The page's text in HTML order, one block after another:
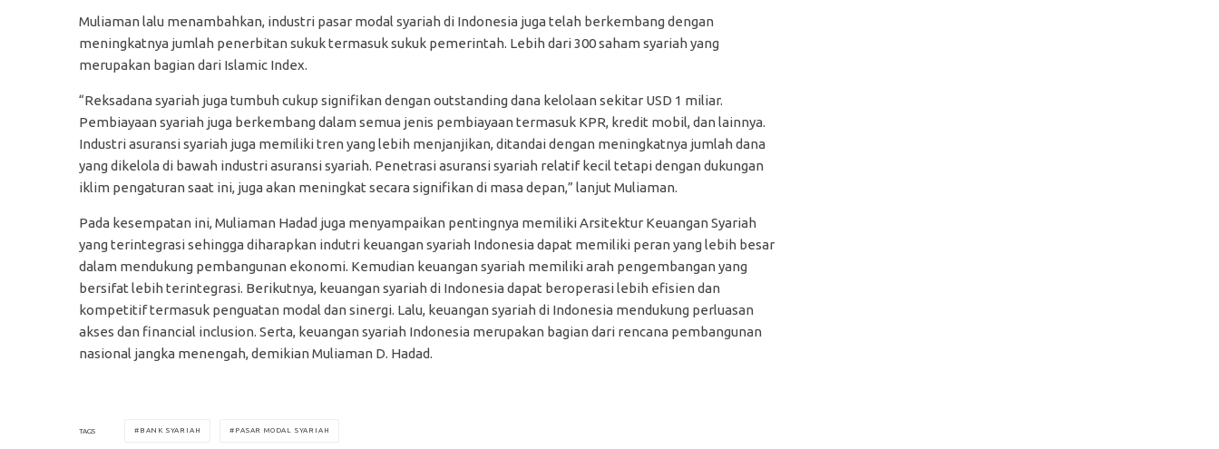
Muliaman lalu menambahkan, industri pasar modal syariah di Indonesia juga telah berkembang dengan
meningkatnya jumlah penerbitan sukuk termasuk sukuk pemerintah. Lebih dari 300 saham syariah yang
merupakan bagian dari Islamic Index.
“Reksadana syariah juga tumbuh cukup signifikan dengan outstanding dana kelolaan sekitar USD 1 miliar.
Pembiayaan syariah juga berkembang dalam semua jenis pembiayaan termasuk KPR, kredit mobil, dan lainnya.
Industri asuransi syariah juga memiliki tren yang lebih menjanjikan, ditandai dengan meningkatnya jumlah dana
yang dikelola di bawah industri asuransi syariah. Penetrasi asuransi syariah relatif kecil tetapi dengan dukungan
iklim pengaturan saat ini, juga akan meningkat secara signifikan di masa depan,” lanjut Muliaman.
Pada kesempatan ini, Muliaman Hadad juga menyampaikan pentingnya memiliki Arsitektur Keuangan Syariah
yang terintegrasi sehingga diharapkan indutri keuangan syariah Indonesia dapat memiliki peran yang lebih besar
dalam mendukung pembangunan ekonomi. Kemudian keuangan syariah memiliki arah pengembangan yang
bersifat lebih terintegrasi. Berikutnya, keuangan syariah di Indonesia dapat beroperasi lebih efisien dan
kompetitif termasuk penguatan modal dan sinergi. Lalu, keuangan syariah di Indonesia mendukung perluasan
akses dan financial inclusion. Serta, keuangan syariah Indonesia merupakan bagian dari rencana pembangunan
nasional jangka menengah, demikian Muliaman D. Hadad.
TAGS BANK SYARIAH PASAR MODAL SYARIAH